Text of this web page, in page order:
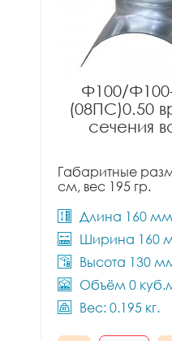
Ф100/
(08ПС)0.50
сечения
Габаритные
см, вес 195 гр.
Длина 160
Ширина 160
Высота 130
Объём 0
Вес: 0.195 кг.